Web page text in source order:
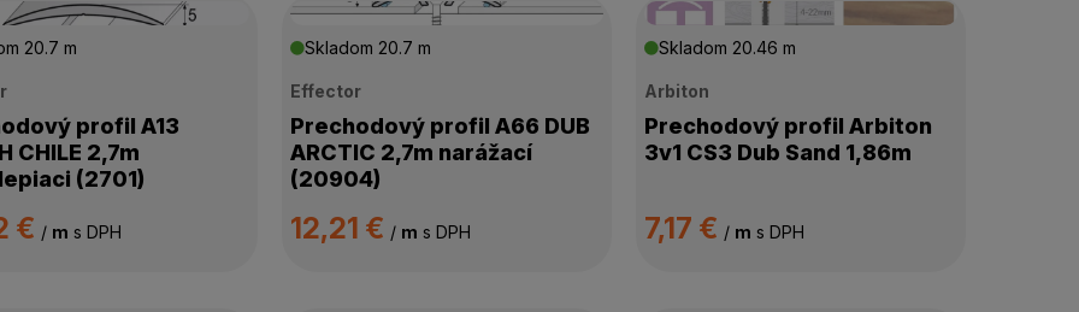
20.7 m
profil A13
CHILE 2,7m
(2701)
€ / m s DPH
Skladom 20.7 m
Effector
Prechodový profil A66 DUB
ARCTIC 2,7m narážací
(20904)
12,21 € / m s DPH
Skladom 20.46 m
Arbiton
Prechodový profil Arbiton
3v1 CS3 Dub Sand 1,86m
7,17 € / m s DPH